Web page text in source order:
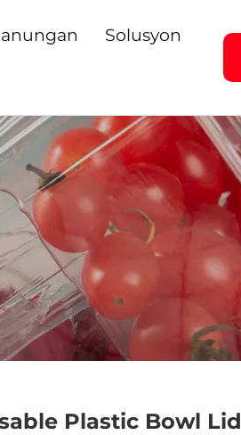
Solusyon
Plastic Bowl Lid